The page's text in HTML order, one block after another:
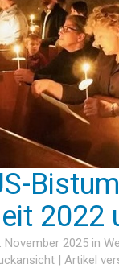
2022
November 2025 in
| Artikel